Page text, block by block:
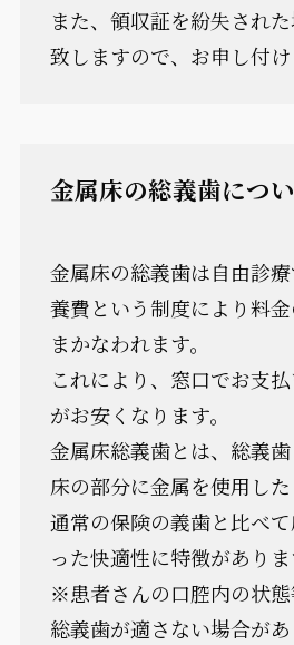
また、領収証を紛失され
致しますので、お申し付け
金属床の総義歯につ
金属床の総義歯は自由診
養費という制度により料
まかなわれます。
これにより、窓口でお支
がお安くなります。
金属床総義歯とは、総義
床の部分に金属を使用した
通常の保険の義歯と比べ
った快適性に特徴がありま
※患者さんの口腔内の状
総義歯が適さない場合があ